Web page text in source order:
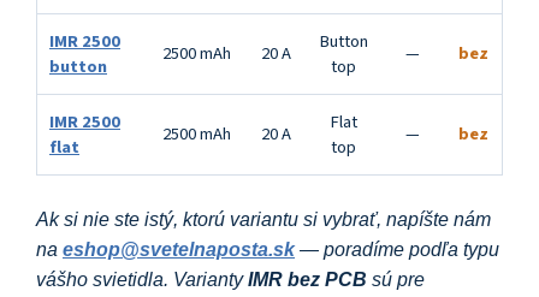
IMR 2500
button
2500 mAh 20 A
Button
top
— bez
IMR 2500
flat
2500 mAh 20 A
Flat
top
— bez
Ak si nie ste istý, ktorú variantu si vybrať, napíšte nám
na eshop@svetelnaposta.sk— poradíme podľa typu
vášho svietidla. VariantyIMR bez PCB sú pre